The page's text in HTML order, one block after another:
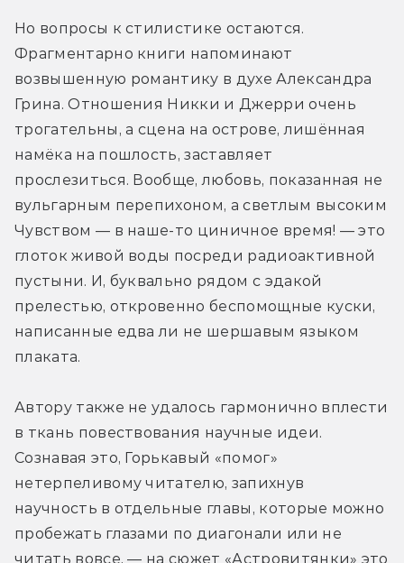
Но вопросы к стилистике остаются.
Фрагментарно книги напоминают
возвышенную романтику в духе Александра
Грина. Отношения Никки и Джерри очень
трогательны, а сцена на острове, лишённая
намёка на пошлость, заставляет
прослезиться. Вообще, любовь, показанная не
вульгарным перепихоном, а светлым высоким
Чувством — в наше-то циничное время! — это
глоток живой воды посреди радиоактивной
пустыни. И, буквально рядом с эдакой
прелестью, откровенно беспомощные куски,
написанные едва ли не шершавым языком
плаката.
Автору также не удалось гармонично вплести
в ткань повествования научные идеи.
Сознавая это, Горькавый «помог»
нетерпеливому читателю, запихнув
научность в отдельные главы, которые можно
пробежать глазами по диагонали или не
читать вовсе, — на сюжет «Астровитянки» это